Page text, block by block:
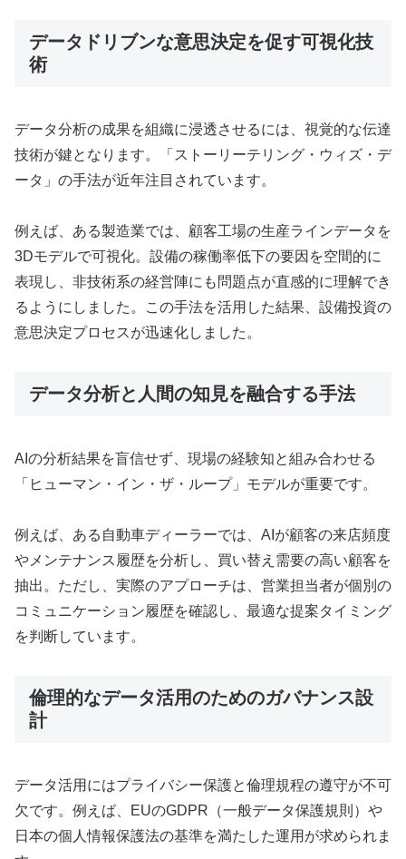
データドリブンな意思決定を促す可視化技
術
データ分析の成果を組織に浸透させるには、視覚的な伝達
技術が鍵となります。「ストーリーテリング・ウィズ・デ
ータ」の手法が近年注目されています。
例えば、ある製造業では、顧客工場の生産ラインデータを
3Dモデルで可視化。設備の稼働率低下の要因を空間的に
表現し、非技術系の経営陣にも問題点が直感的に理解でき
るようにしました。この手法を活用した結果、設備投資の
意思決定プロセスが迅速化しました。
データ分析と人間の知見を融合する手法
AIの分析結果を盲信せず、現場の経験知と組み合わせる
「ヒューマン・イン・ザ・ループ」モデルが重要です。
例えば、ある自動車ディーラーでは、AIが顧客の来店頻度
やメンテナンス履歴を分析し、買い替え需要の高い顧客を
抽出。ただし、実際のアプローチは、営業担当者が個別の
コミュニケーション履歴を確認し、最適な提案タイミング
を判断しています。
倫理的なデータ活用のためのガバナンス設
計
データ活用にはプライバシー保護と倫理規程の遵守が不可
欠です。例えば、EUのGDPR（一般データ保護規則）や
日本の個人情報保護法の基準を満たした運用が求められま